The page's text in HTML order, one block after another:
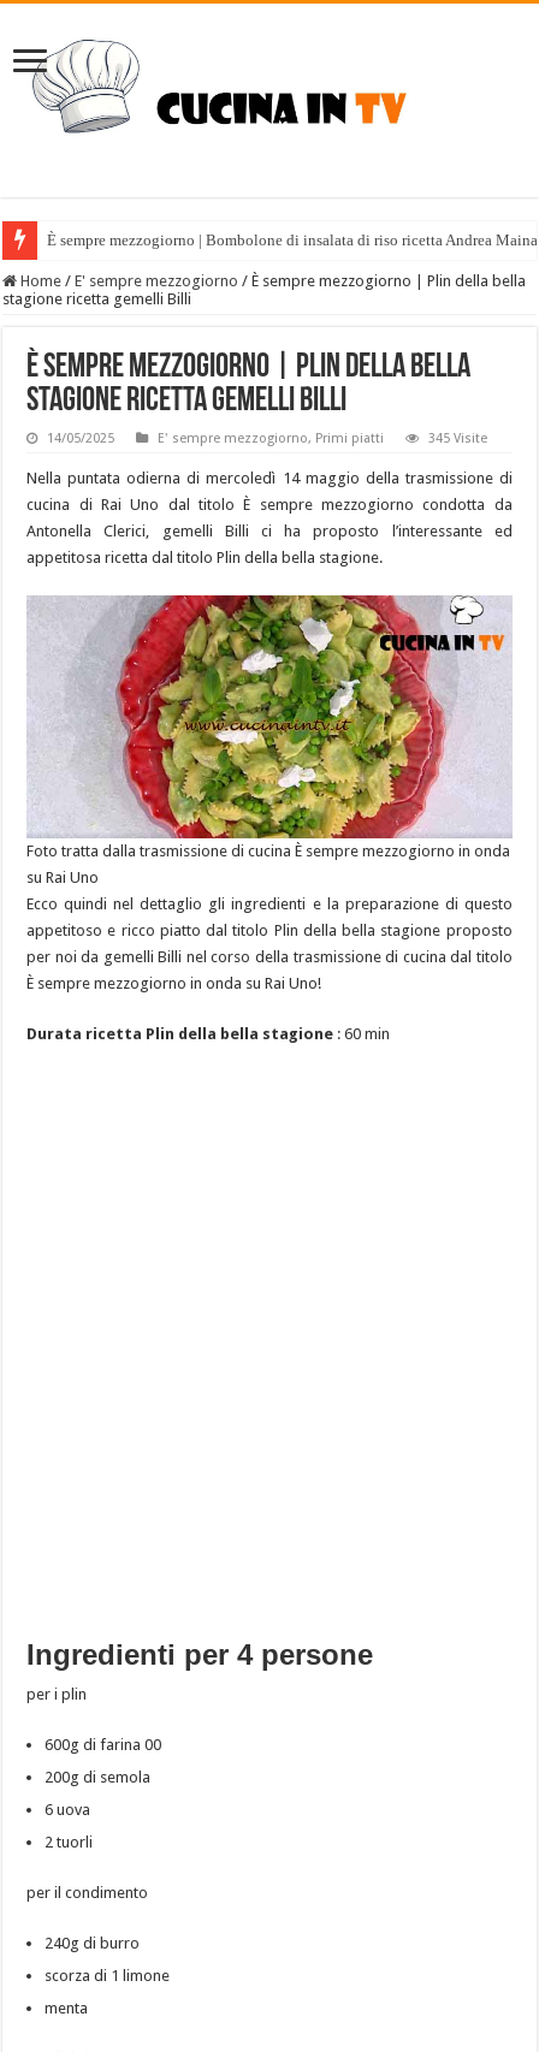
È sempre mezzogiorno | Bombolone di insalata di riso ricetta Andrea
Home / E' sempre mezzogiorno / È sempre mezzogiorno | Plin della bella
stagione ricetta gemelli Billi
È sempre mezzogiorno | Plin della bella
stagione ricetta gemelli Billi
14/05/2025 E' sempre mezzogiorno, Primi piatti 345 Visite
Nella puntata odierna di mercoledì 14 maggio della trasmissione di
cucina di Rai Uno dal titolo È sempre mezzogiorno condotta da
Antonella Clerici, gemelli Billi ci ha proposto l’interessante ed
appetitosa ricetta dal titolo Plin della bella stagione.
Foto tratta dalla trasmissione di cucina È sempre mezzogiorno in onda
su Rai Uno
Ecco quindi nel dettaglio gli ingredienti e la preparazione di questo
appetitoso e ricco piatto dal titolo Plin della bella stagione proposto
per noi da gemelli Billi nel corso della trasmissione di cucina dal titolo
È sempre mezzogiorno in onda su Rai Uno!
Durata ricetta Plin della bella stagione : 60 min
Ingredienti per 4 persone
per i plin
600g di farina 00
200g di semola
6 uova
2 tuorli
per il condimento
240g di burro
scorza di 1 limone
menta